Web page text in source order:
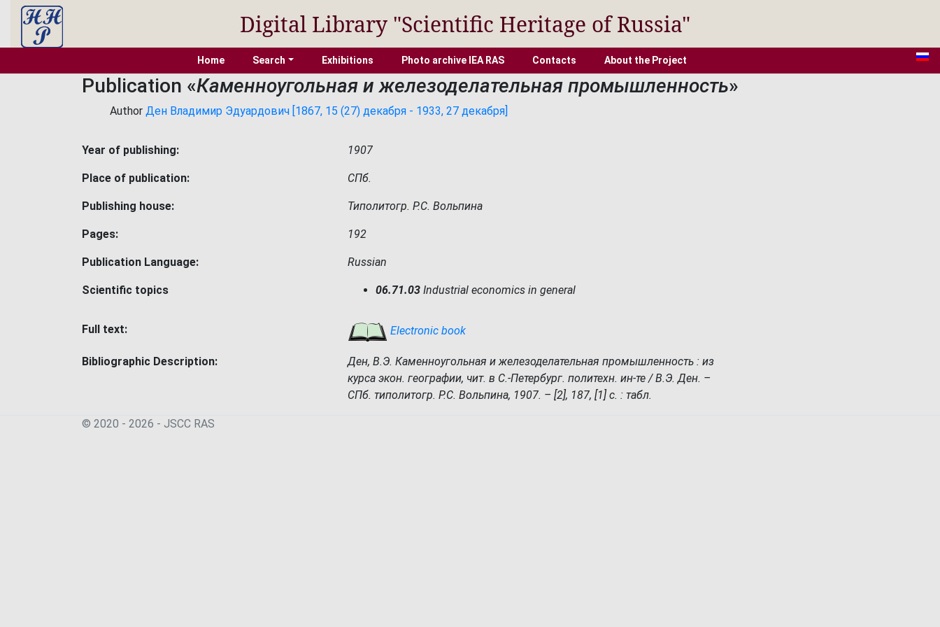
Digital Library "Scientific Heritage of Russia"
Home Search Exhibitions Photo archive IEA RAS Contacts About the Project
Publication «Каменноугольная и железоделательная промышленность»
Author Ден Владимир Эдуардович [1867, 15 (27) декабря - 1933, 27 декабря]
Year of publishing: 1907
Place of publication: СПб.
Publishing house: Типолитогр. Р.С. Вольпина
Pages: 192
Publication Language: Russian
Scientific topics 06.71.03 Industrial economics in general
Full text: Electronic book
Bibliographic Description:
Ден, В.Э. Каменноугольная и железоделательная промышленность : из
курса экон. географии, чит. в С.-Петербург. политехн. ин-те / В.Э. Ден. –
СПб. типолитогр. Р.С. Вольпина, 1907. – [2], 187, [1] с. : табл.
© 2020 - 2026 - JSСC RAS